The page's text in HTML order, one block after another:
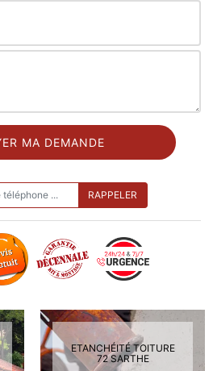
ETANCHÉITÉ TOITURE
72 SARTHE